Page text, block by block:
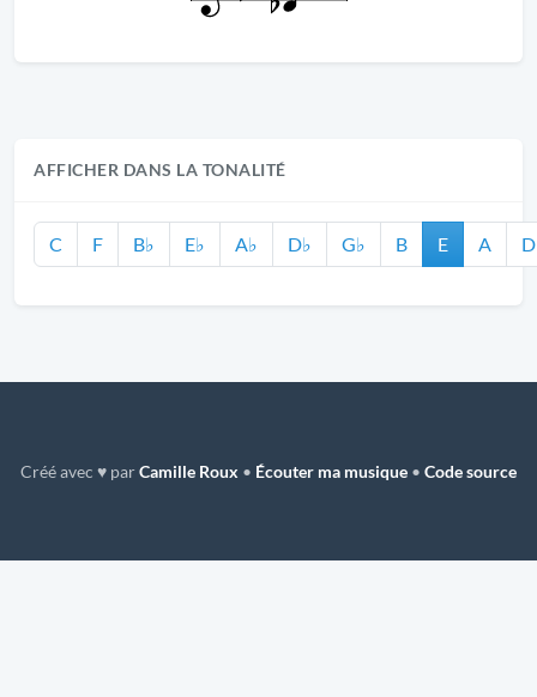
AFFICHER DANS LA TONALITÉ
C F B♭ E♭ A♭ D♭ G♭ B E A D
Créé avec ♥ parCamille Roux • Écouter ma musique • Code source